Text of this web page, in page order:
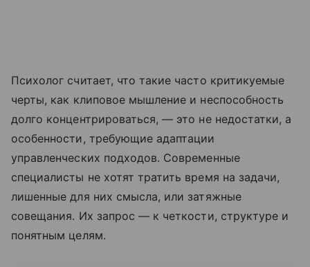
Психолог считает, что такие часто критикуемые
черты, как клиповое мышление и неспособность
долго концентрироваться, — это не недостатки, а
особенности, требующие адаптации
управленческих подходов. Современные
специалисты не хотят тратить время на задачи,
лишенные для них смысла, или затяжные
совещания. Их запрос — к четкости, структуре и
понятным целям.